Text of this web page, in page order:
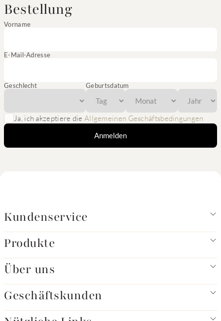
Bestellung
Vorname
E-Mail-Adresse
Geschlecht Geburtsdatum
Ja, ich akzeptiere die Allgemeinen Geschäftsbedingungen
Anmelden
Kundenservice
Produkte
Über uns
Geschäftskunden